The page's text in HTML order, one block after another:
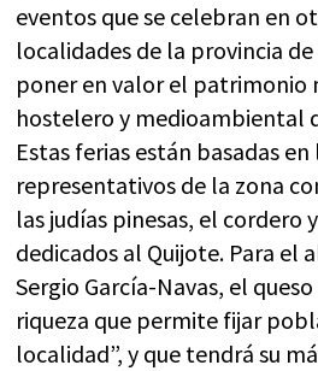
eventos que se celebran en
localidades de la provincia
poner en valor el patrimonio
hostelero y medioambiental
Estas ferias están basadas
representativos de la zona
las judías pinesas, el cordero
dedicados al Quijote. Para el
Sergio García-Navas, el
riqueza que permite fijar
localidad”, y que tendrá su